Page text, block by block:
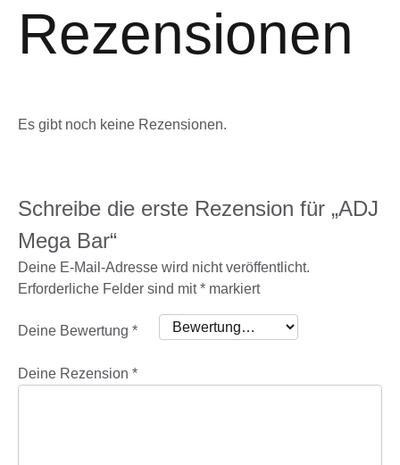
Rezensionen
Es gibt noch keine Rezensionen.
Schreibe die erste Rezension für „ADJ
Mega Bar“
Deine E-Mail-Adresse wird nicht veröffentlicht.
Erforderliche Felder sind mit* markiert
Deine Bewertung *
Deine Rezension *